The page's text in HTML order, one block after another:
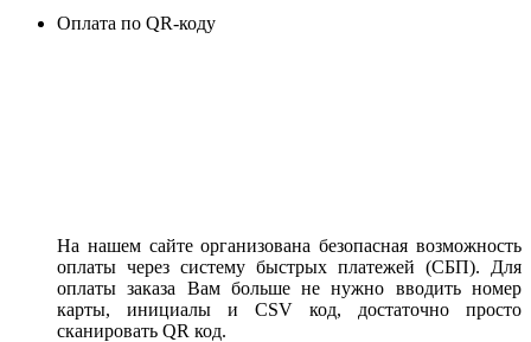
Оплата по QR-коду
На нашем сайте организована безопасная возможность
оплаты через систему быстрых платежей (СБП). Для
оплаты заказа Вам больше не нужно вводить номер
карты, инициалы и CSV код, достаточно просто
сканировать QR код.